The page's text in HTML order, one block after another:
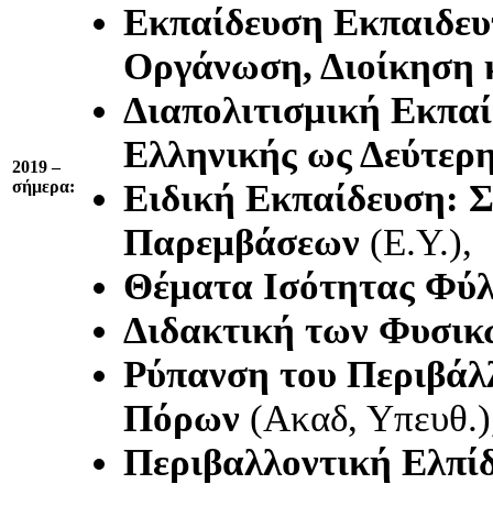
2019 –
σήμερα:
Εκπαίδευση
Οργάνωση, Διοίκηση
Διαπολιτισμική
Ελληνικής ως
Ειδική Εκπαίδευση:
Παρεμβάσεων (Ε.Υ.),
Θέματα Ισότητας
Διδακτική των
Ρύπανση του
Πόρων (Ακαδ,
Περιβαλλοντική